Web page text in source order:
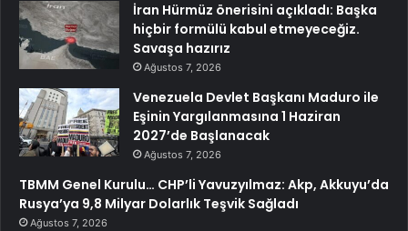
İran Hürmüz önerisini açıkladı: Başka
hiçbir formülü kabul etmeyeceğiz.
Savaşa hazırız
Ağustos 7, 2026
Venezuela Devlet Başkanı Maduro ile
Eşinin Yargılanmasına 1 Haziran
2027’de Başlanacak
Ağustos 7, 2026
TBMM Genel Kurulu… CHP’li Yavuzyılmaz: Akp, Akkuyu’da
Rusya’ya 9,8 Milyar Dolarlık Teşvik Sağladı
Ağustos 7, 2026